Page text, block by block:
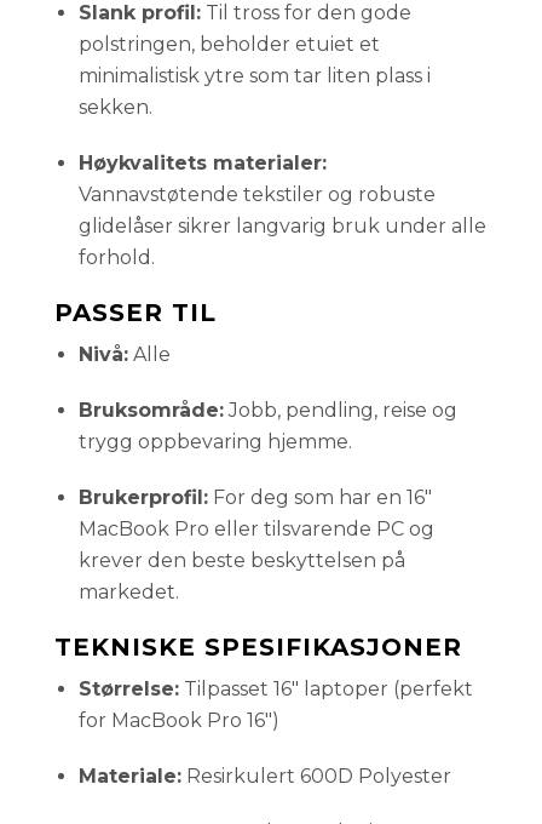
Slank profil: Til tross for den gode
polstringen, beholder etuiet et
minimalistisk ytre som tar liten plass i
sekken.
Høykvalitets materialer:
Vannavstøtende tekstiler og robuste
glidelåser sikrer langvarig bruk under alle
forhold.
PASSER TIL
Nivå: Alle
Bruksområde:Jobb, pendling, reise og
trygg oppbevaring hjemme.
Brukerprofil: For deg som har en 16"
MacBook Pro eller tilsvarende PC og
krever den beste beskyttelsen på
markedet.
TEKNISKE SPESIFIKASJONER
Størrelse: Tilpasset 16" laptoper (perfekt
for MacBook Pro 16")
Materiale: Resirkulert 600D Polyester